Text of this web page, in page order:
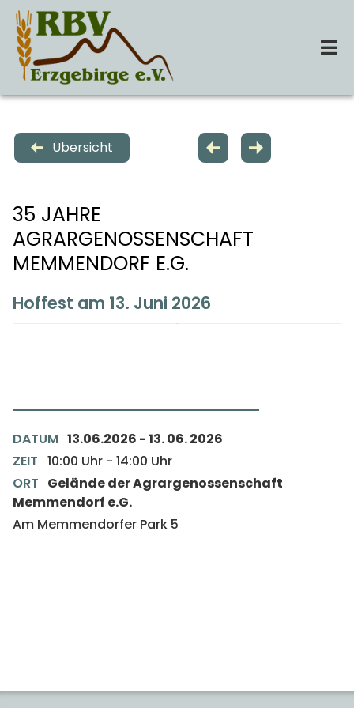
Zum
Inhalt
springen
Leistungen
Termine
Übersicht
35 JAHRE
AGRARGENOSSENSCHAFT
MEMMENDORF E.G.
Hoffest am 13. Juni 2026
DATUM 13.06.2026 -13. 06. 2026
ZEIT 10:00 Uhr -14:00 Uhr
ORT Gelände der Agrargenossenschaft
Memmendorf e.G.
Am Memmendorfer Park 5